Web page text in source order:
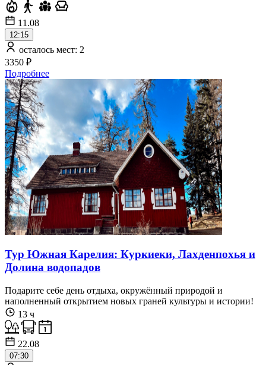
11.08
12:15
осталось мест: 2
3350 ₽
Подробнее
Тур Южная Карелия: Куркиеки, Лахденпохья и
Долина водопадов
Подарите себе день отдыха, окружённый природой и
наполненный открытием новых граней культуры и истории!
13 ч
22.08
07:30